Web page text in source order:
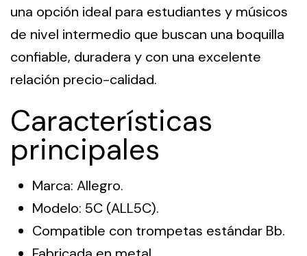
una opción ideal para estudiantes y músicos
de nivel intermedio que buscan una boquilla
confiable, duradera y con una excelente
relación precio-calidad.
Características
principales
Marca: Allegro.
Modelo: 5C (ALL5C).
Compatible con trompetas estándar Bb.